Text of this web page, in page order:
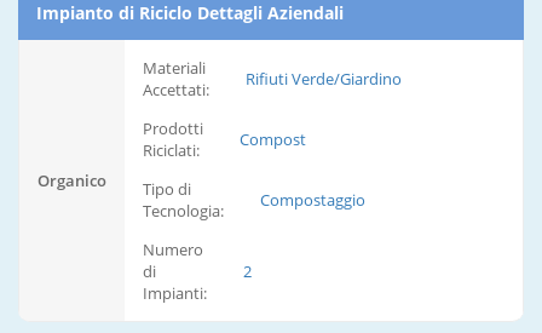
Impianto di Riciclo Dettagli Aziendali
Organico
Materiali
Accettati:
Rifiuti Verde/Giardino
Prodotti
Riciclati:
Compost
Tipo di
Tecnologia:
Compostaggio
Numero
di
Impianti:
2